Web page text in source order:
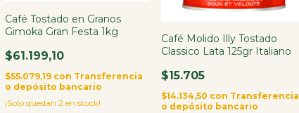
Café Tostado en Granos
Gimoka Gran Festa 1kg
$61.199,10
$55.079,19 con Transferencia
o depósito bancario
¡Solo quedan 2en stock!
Café Molido Illy Tostado
Classico Lata 125gr Italiano
$15.705
$14.134,50 con Transferencia
o depósito bancario